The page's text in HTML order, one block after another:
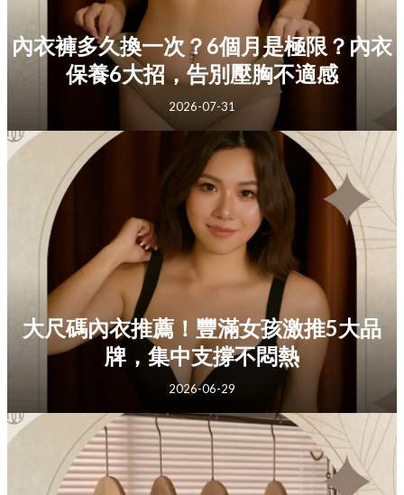
內衣褲多久換一次？6個月是極限？內衣
保養6大招，告別壓胸不適感
2026-07-31
大尺碼內衣推薦！豐滿女孩激推5大品
牌，集中支撐不悶熱
2026-06-29